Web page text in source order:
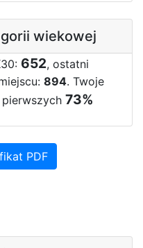
wiekowej
652, ostatni
894. Twoje
73%
PDF